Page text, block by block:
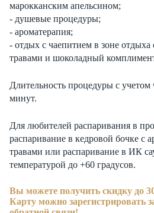
марокканским апельсином;
- душевые процедуры;
- ароматерапия;
- отдых с чаепитием в зоне отдыха
травами и шоколадный
Длительность процедуры с
минут.
Для любителей распаривания в
распаривание в кедровой бочке с
травами или распаривание в ИК
температурой до +60 градусов.
Вы можете получить скидку до
Карту можно зарегистрировать